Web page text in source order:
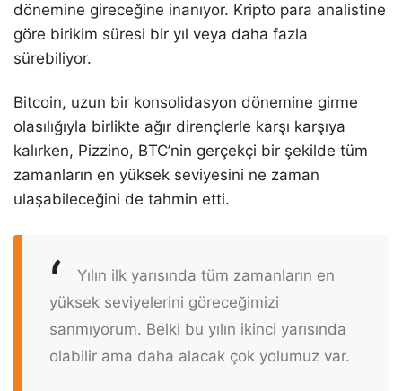
dönemine gireceğine inanıyor. Kripto para analistine
göre birikim süresi bir yıl veya daha fazla
sürebiliyor.
Bitcoin, uzun bir konsolidasyon dönemine girme
olasılığıyla birlikte ağır dirençlerle karşı karşıya
kalırken, Pizzino, BTC’nin gerçekçi bir şekilde tüm
zamanların en yüksek seviyesini ne zaman
ulaşabileceğini de tahmin etti.
Yılın ilk yarısında tüm zamanların en
yüksek seviyelerini göreceğimizi
sanmıyorum. Belki bu yılın ikinci yarısında
olabilir ama daha alacak çok yolumuz var.